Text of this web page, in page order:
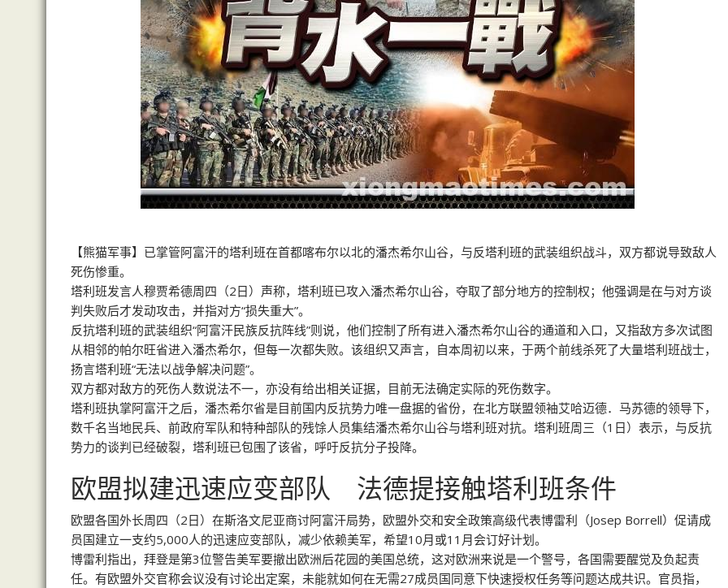
【熊猫军事】已掌管阿富汗的塔利班在首都喀布尔以北的潘杰希尔山谷，与反塔利班的武装组织战斗，双方都说导致敌人
死伤惨重。
塔利班发言人穆贾希德周四（2日）声称，塔利班已攻入潘杰希尔山谷，夺取了部分地方的控制权；他强调是在与对方谈
判失败后才发动攻击，并指对方“损失重大”。
反抗塔利班的武装组织“阿富汗民族反抗阵线”则说，他们控制了所有进入潘杰希尔山谷的通道和入口，又指敌方多次试图
从相邻的帕尔旺省进入潘杰希尔，但每一次都失败。该组织又声言，自本周初以来，于两个前线杀死了大量塔利班战士，
扬言塔利班“无法以战争解决问题”。
双方都对敌方的死伤人数说法不一，亦没有给出相关证据，目前无法确定实际的死伤数字。
塔利班执掌阿富汗之后，潘杰希尔省是目前国内反抗势力唯一盘据的省份，在北方联盟领袖艾哈迈德．马苏德的领导下，
数千名当地民兵、前政府军队和特种部队的残馀人员集结潘杰希尔山谷与塔利班对抗。塔利班周三（1日）表示，与反抗
势力的谈判已经破裂，塔利班已包围了该省，呼吁反抗分子投降。
欧盟拟建迅速应变部队 法德提接触塔利班条件
欧盟各国外长周四（2日）在斯洛文尼亚商讨阿富汗局势，欧盟外交和安全政策高级代表博雷利（Josep Borrell）促请成
员国建立一支约5,000人的迅速应变部队，减少依赖美军，希望10月或11月会订好计划。
博雷利指出，拜登是第3位警告美军要撤出欧洲后花园的美国总统，这对欧洲来说是一个警号，各国需要醒觉及负起责
任。有欧盟外交官称会议没有讨论出定案，未能就如何在无需27成员国同意下快速授权任务等问题达成共识。官员指，